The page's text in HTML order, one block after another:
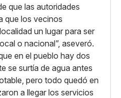
que las autoridades
que los vecinos
un lugar para ser
o nacional”, aseveró.
en el pueblo hay dos
se surtía de agua antes
pero todo quedó en
a llegar los servicios